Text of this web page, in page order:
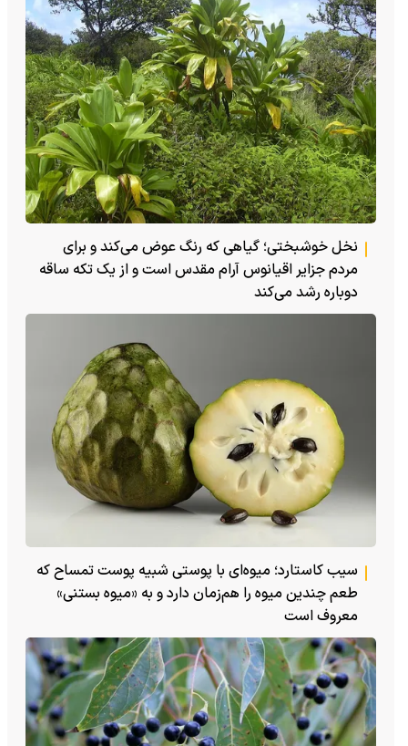
نخل خوشبختی؛ گیاهی که رنگ عوض می‌کند و برای
مردم جزایر اقیانوس آرام مقدس است و از یک تکه ساقه
دوباره رشد می‌کند
سیب کاستارد؛ میوه‌ای با پوستی شبیه پوست تمساح که
طعم چندین میوه را هم‌زمان دارد و به «میوه بستنی»
معروف است